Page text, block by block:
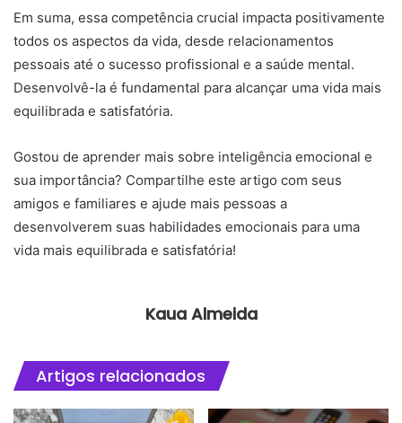
Em suma, essa competência crucial impacta positivamente
todos os aspectos da vida, desde relacionamentos
pessoais até o sucesso profissional e a saúde mental.
Desenvolvê-la é fundamental para alcançar uma vida mais
equilibrada e satisfatória.
Gostou de aprender mais sobre inteligência emocional e
sua importância? Compartilhe este artigo com seus
amigos e familiares e ajude mais pessoas a
desenvolverem suas habilidades emocionais para uma
vida mais equilibrada e satisfatória!
Kaua Almeida
Artigos relacionados